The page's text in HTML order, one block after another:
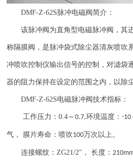
DMF-Z-62S脉冲电磁阀简介：
该脉冲阀为直角型电磁脉冲阀，其
称隔膜阀，是脉冲袋式除尘器清灰喷吹
冲喷吹控制仪输出信号的控制，对滤袋
器的阻力保持在设定的范围之内，以除
DMF-Z-62S电磁脉冲阀技术指标：
工作压力：0.4 ～0.7,环境温度：-10
气， 膜片寿命：喷吹100万次以上。
连接螺纹：ZG21/2" ， 长度：